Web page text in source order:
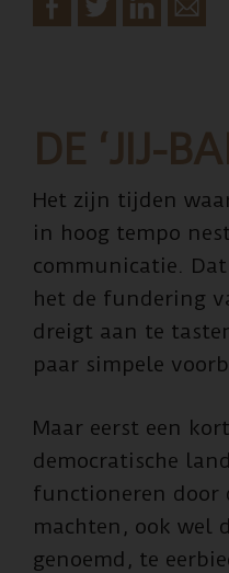
al
tbs-
DE ‘JIJ-
Het zijn tijden
in hoog tempo
communicatie.
het de fundering
dreigt aan te
paar simpele
Maar eerst een
democratische
functioneren door
machten, ook wel
genoemd, te